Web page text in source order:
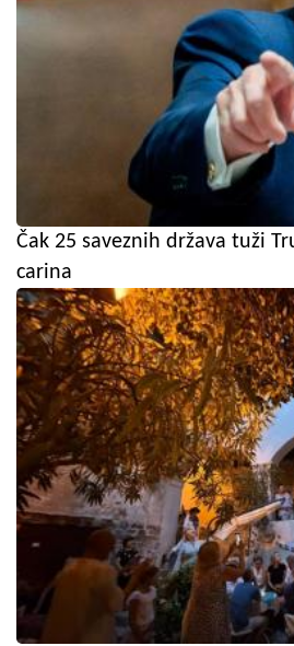
Čak 25 saveznih država tuži
carina